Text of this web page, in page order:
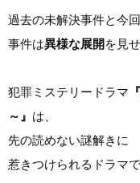
過去の未解決事件と今
事件は異様な展開 を見
犯罪ミステリードラマ
～』 は、
先の読めない謎解きに
惹きつけられるドラマで